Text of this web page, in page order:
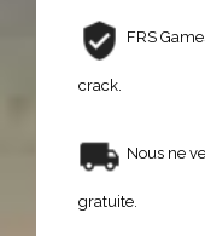
FRS
crack.
Nous ne
gratuite.